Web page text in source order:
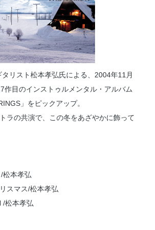
タリスト松本孝弘氏による、2004年11月
作目のインストゥルメンタル・アルバム
」をピックアップ。
ラの共演で、この冬をあざやかに飾って
松本孝弘
スマス/松本孝弘
/松本孝弘